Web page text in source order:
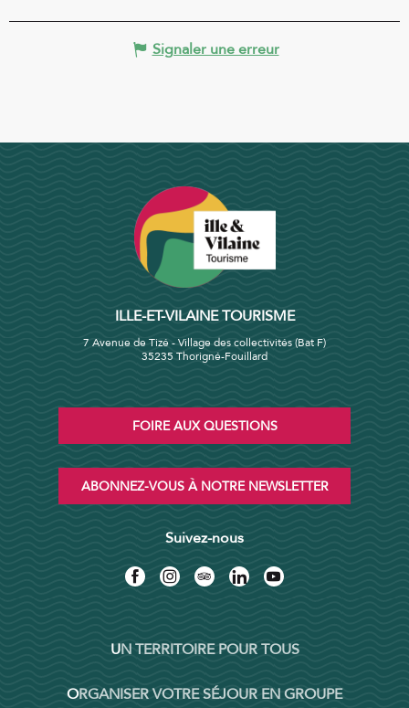
Signaler une erreur
ILLE-ET-VILAINE TOURISME
7 Avenue de Tizé - Village des collectivités (Bat F)
35235 Thorigné-Fouillard
FOIRE AUX QUESTIONS
ABONNEZ-VOUS À NOTRE NEWSLETTER
Suivez-nous
UN TERRITOIRE POUR TOUS
ORGANISER VOTRE SÉJOUR EN GROUPE